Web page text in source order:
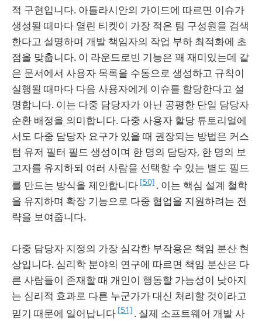
적 구현입니다. 아틀라시안의 가이드에 따르면 이슈가
생성될 때마다 열린 티켓이 가장 적은 팀 구성원을 검색
한다고 설명하며 개발 책임자의 작업 부하 최적화에 초
점을 맞춥니다. 이 라운드로빈 기능은 꽤 재미있는데 같
은 문서에서 사용자 목록을 수동으로 생성하고 규칙이
실행될 때마다 다음 사용자에게 이슈를 할당한다고 설
명합니다. 이는 다중 담당자가 아닌 공평한 단일 담당자
순환 배정을 의미합니다. 다중 사용자 할당 튜토리얼에
서도 다중 담당자 요구가 있을 때 권장되는 방법은 커스
텀 유저 필터 필드 생성이며 한 명의 담당자, 한 명의 보
고자를 유지하되 여러 사람을 선택할 수 있는 별도 필드
를 만드는 방식을 제안합니다 [50] . 이는 핵심 설계 철학
을 유지하며 확장 기능으로 다중 협업을 지원하려는 전
략을 보여줍니다.
다중 담당자 지정의 가장 심각한 부작용은 책임 분산 현
상입니다. 심리학 분야의 연구에 따르면 책임 분산은 다
른 사람들이 존재할 때 개인이 행동할 가능성이 낮아지
는 심리적 효과로 다른 누군가가 대신 처리할 것이라고
믿기 때문에 일어납니다 [51] . 실제 소프트웨어 개발 사